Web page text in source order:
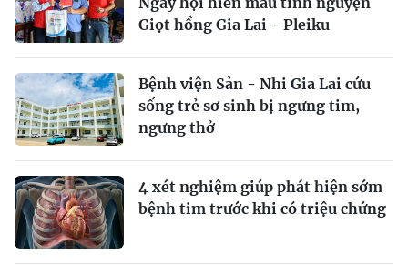
Giọt hồng Gia Lai - Pleiku
Bệnh viện Sản - Nhi Gia Lai cứu
sống trẻ sơ sinh bị ngưng tim,
ngưng thở
4 xét nghiệm giúp phát hiện sớm
bệnh tim trước khi có triệu chứng